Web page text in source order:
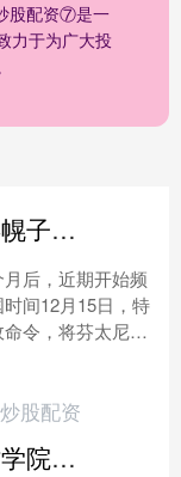
股配资⑦是一
力于为广大投
宇轩配资 禁毒幌子藏军事动机？特朗普借芬太尼剑指南美，中国竟成背锅侠！
后，近期开始频
间12月15日，特
令，将芬太尼列
这一举动背后隐
....
炒股配资
宇轩配资 潍坊学院传媒学院＂AI+教育＂赋能工程让智能教学落地生根